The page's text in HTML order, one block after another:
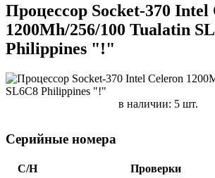
Процессор Socket-370 Intel
1200Mh/256/100 Tualatin
Philippines "!"
в наличии: 5 шт.
Серийные номера
С/Н Проверки